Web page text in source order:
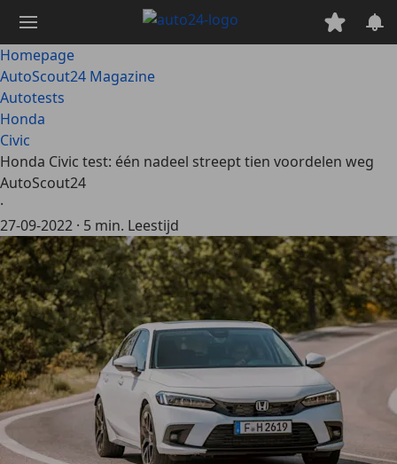
naar
hoofdinhoud
Homepage
AutoScout24 Magazine
Autotests
Honda
Civic
Honda Civic test: één nadeel streept tien voordelen weg
AutoScout24
·
27-09-2022 · 5 min. Leestijd